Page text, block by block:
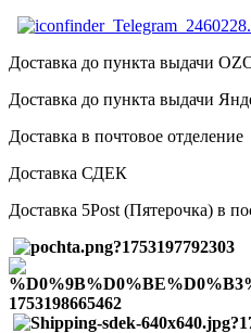
Доставка до пункта выдачи
Доставка до пункта выдачи
Доставка в почтовое отделение
Доставка СДЕК
Доставка 5Post (Пятерочка) в